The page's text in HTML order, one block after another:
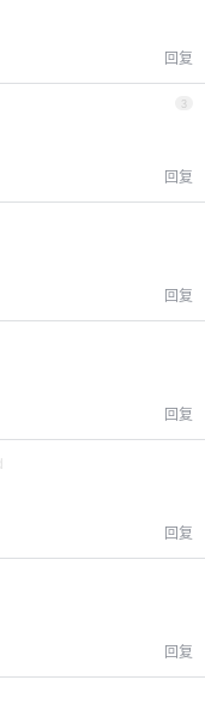
回复
3
回复
回复
回复
回复
回复